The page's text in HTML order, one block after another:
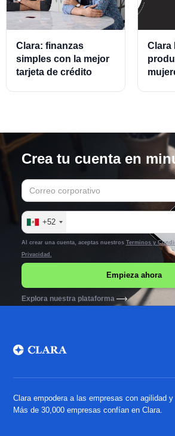
Clara: finanzas
simples con la mejor
tarjeta de crédito
Clara
Crea tu cuenta en
+52
Al crear una cuenta, aceptas nuestros Terminos y
Privacidad.
Explora nuestra plataforma
Clara empodera a las empresas con agilidad y
Más de 30,000 empresas confían en Clara.